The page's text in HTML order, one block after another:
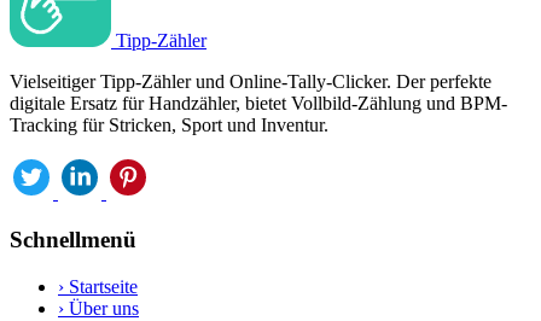
Tipp-Zähler
Vielseitiger Tipp-Zähler und Online-Tally-Clicker. Der perfekte
digitale Ersatz für Handzähler, bietet Vollbild-Zählung und BPM-
Tracking für Stricken, Sport und Inventur.
Schnellmenü
› Startseite
› Über uns